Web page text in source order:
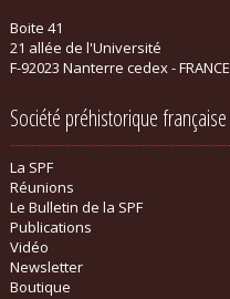
Boite 41
21 allée de l'Université
F-92023 Nanterre cedex - FRANCE
Société préhistorique française
La SPF
Réunions
Le Bulletin de la SPF
Publications
Vidéo
Newsletter
Boutique